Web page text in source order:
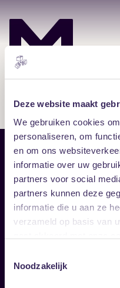
Deze website maakt
We gebruiken cookies
personaliseren, om
en om ons
informatie over uw
partners voor social
partners kunnen deze
informatie die u aan ze
verzameld op basis van
Noodzakelijk
Sitemap
Home
Vrijwilligers
Verhuur
Disclaimer
Privacy &
Follow
Onze